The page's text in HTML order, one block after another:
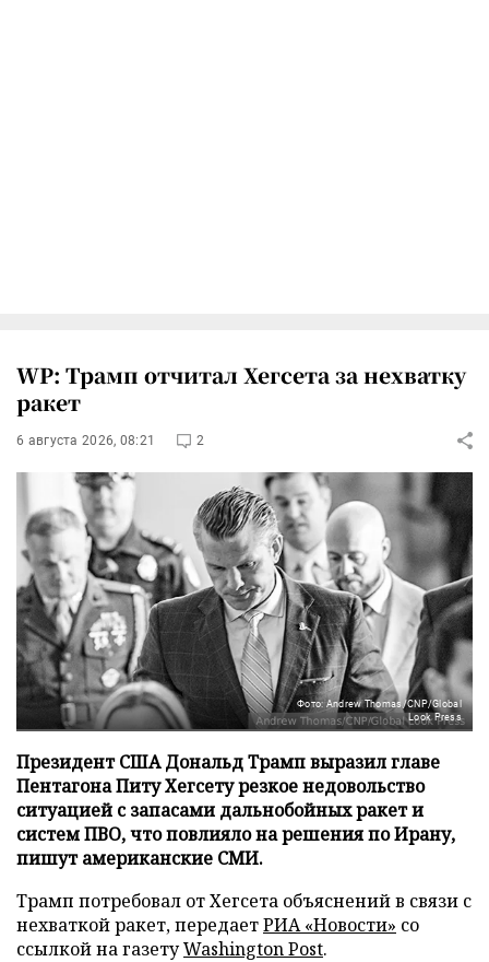
WP: Трамп отчитал Хегсета за нехватку
ракет
6 августа 2026, 08:21 2
Фото: Andrew Thomas/CNP/Global
Look Press
Президент США Дональд Трамп выразил главе
Пентагона Питу Хегсету резкое недовольство
ситуацией с запасами дальнобойных ракет и
систем ПВО, что повлияло на решения по Ирану,
пишут американские СМИ.
Трамп потребовал от Хегсета объяснений в связи с
нехваткой ракет, передаетРИА «Новости» со
ссылкой на газетуWashington Post.